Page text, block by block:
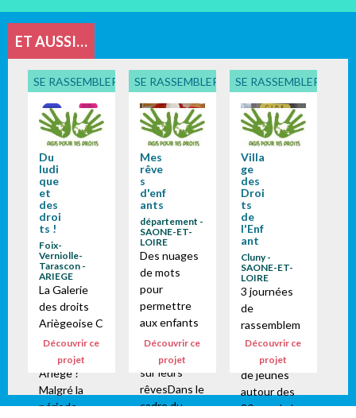
ET AUSSI…
SE RASSEMBLER, PARTICIPER
Du
ludi
que
et
des
droi
ts !
Foix-
Verniolle-
Tarascon -
ARIEGE
La Galerie
des droits
Ariègeoise C
omment ça
se passe en
Ariège ?
Malgré la
période
Découvrir ce
projet
SE RASSEMBLER, PARTICIPER
Mes
rêve
s
d'enf
ants
département -
SAONE-ET-
LOIRE
Des nuages
de mots
pour
permettre
aux enfants
de
s'exprimer
sur leurs
rêvesDans le
cadre du
Découvrir ce
projet
SE RASSEMBLER,
Villa
ge
des
Droi
ts
de
l'Enf
ant
Cluny -
SAONE-ET-
LOIRE
3 journées
de
rassemblem
ent
d'enfants et
de jeunes
autour des
30 ans de la
Découvrir ce
projet